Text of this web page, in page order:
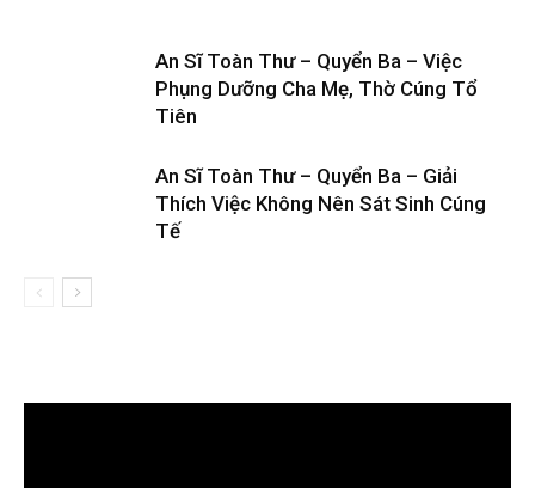
An Sĩ Toàn Thư – Quyển Ba – Việc
Phụng Dưỡng Cha Mẹ, Thờ Cúng Tổ
Tiên
An Sĩ Toàn Thư – Quyển Ba – Giải
Thích Việc Không Nên Sát Sinh Cúng
Tế